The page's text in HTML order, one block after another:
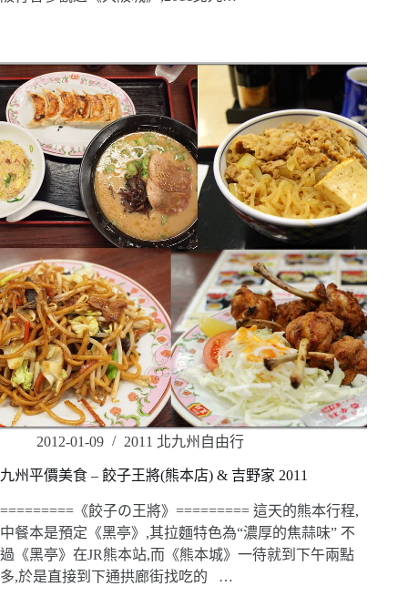
2012-01-09 2011 北九州自由行
九州平價美食 – 餃子王將(熊本店) & 吉野家 2011
=========《餃子の王將》========= 這天的熊本行程,
中餐本是預定《黑亭》,其拉麵特色為“濃厚的焦蒜味” 不
過《黑亭》在JR熊本站,而《熊本城》一待就到下午兩點
多,於是直接到下通拱廊街找吃的 …